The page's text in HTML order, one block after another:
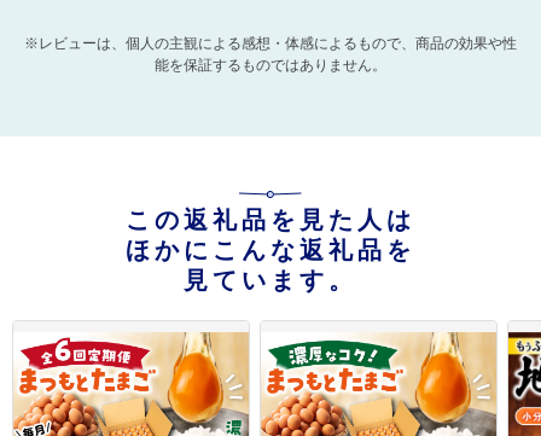
※レビューは、個人の主観による感想・体感によるもので、商品の効果や性
能を保証するものではありません。
この返礼品を見た人は
ほかにこんな返礼品を
見ています。